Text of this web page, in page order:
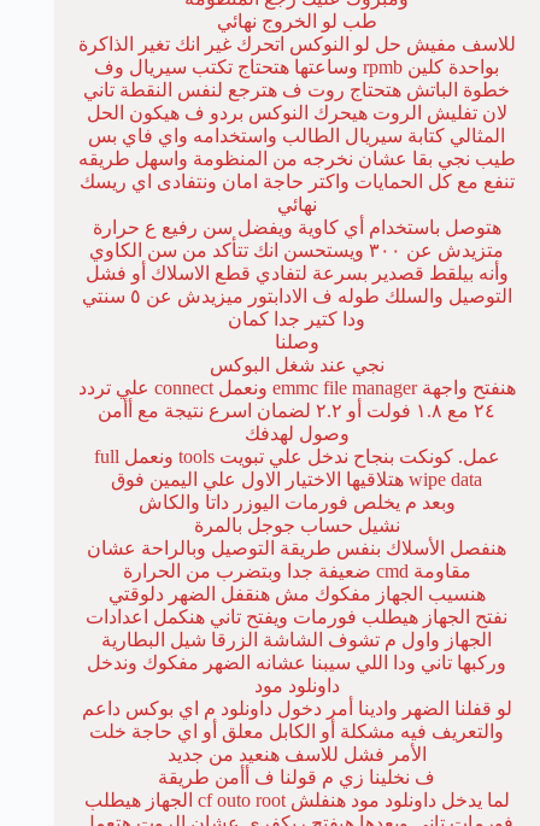
طب لو الخروج نهائي
للاسف مفيش حل لو النوكس اتحرك غير انك تغير الذاكرة
بواحدة كلين rpmb وساعتها هتحتاج تكتب سيريال وف
خطوة الباتش هتحتاج روت ف هترجع لنفس النقطة تاني
لان تفليش الروت هيحرك النوكس بردو ف هيكون الحل
المثالي كتابة سيريال الطالب واستخدامه واي فاي بس
طيب نجي بقا عشان نخرجه من المنظومة واسهل طريقه
تنفع مع كل الحمايات واكتر حاجة امان ونتفادى اي ريسك
نهائي
هتوصل باستخدام أي كاوية ويفضل سن رفيع ع حرارة
متزيدش عن ٣٠٠ ويستحسن انك تتأكد من سن الكاوي
وأنه بيلقط قصدير بسرعة لتفادي قطع الاسلاك أو فشل
التوصيل والسلك طوله ف الادابتور ميزيدش عن ٥ سنتي
ودا كتير جدا كمان
وصلنا
نجي عند شغل البوكس
هنفتح واجهة emmc file manager ونعمل connect علي تردد
٢٤ مع ١.٨ فولت أو ٢.٢ لضمان اسرع نتيجة مع أأمن
وصول لهدفك
عمل. كونكت بنجاح ندخل علي تبويت tools ونعمل full
wipe data هتلاقيها الاختيار الاول علي اليمين فوق
وبعد م يخلص فورمات اليوزر داتا والكاش
نشيل حساب جوجل بالمرة
هنفصل الأسلاك بنفس طريقة التوصيل وبالراحة عشان
مقاومة cmd ضعيفة جدا وبتضرب من الحرارة
هنسيب الجهاز مفكوك مش هنقفل الضهر دلوقتي
نفتح الجهاز هيطلب فورمات ويفتح تاني هنكمل اعدادات
الجهاز واول م تشوف الشاشة الزرقا شيل البطارية
وركبها تاني ودا اللي سيبنا عشانه الضهر مفكوك وندخل
داونلود مود
لو قفلنا الضهر وادينا أمر دخول داونلود م اي بوكس داعم
والتعريف فيه مشكلة أو الكابل معلق أو اي حاجة خلت
الأمر فشل للاسف هنعيد من جديد
ف نخلينا زي م قولنا ف أأمن طريقة
لما يدخل داونلود مود هنفلش cf outo root الجهاز هيطلب